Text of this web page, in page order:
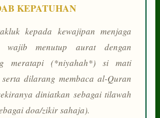
KEPATUHAN
kepada kewajipan menjaga
wajib menutup aurat dengan
meratapi (*niyahah*) si mati
dilarang membaca al-Quran
diniatkan sebagai tilawah
doa/zikir sahaja).